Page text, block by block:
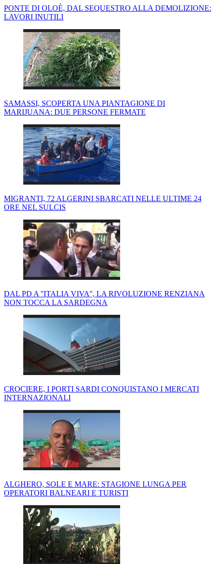
PONTE DI OLOÈ, DAL SEQUESTRO ALLA DEMOLIZIONE:
LAVORI INUTILI
SAMASSI, SCOPERTA UNA PIANTAGIONE DI
MARIJUANA: DUE PERSONE FERMATE
MIGRANTI, 72 ALGERINI SBARCATI NELLE ULTIME 24
ORE NEL SULCIS
DAL PD A ''ITALIA VIVA'', LA RIVOLUZIONE RENZIANA
NON TOCCA LA SARDEGNA
CROCIERE, I PORTI SARDI CONQUISTANO I MERCATI
INTERNAZIONALI
ALGHERO, SOLE E MARE: STAGIONE LUNGA PER
OPERATORI BALNEARI E TURISTI